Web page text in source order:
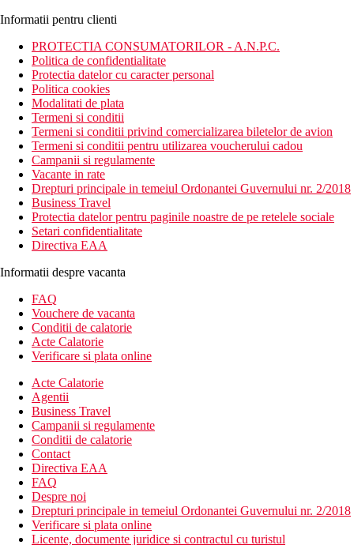
Informatii pentru clienti
PROTECTIA CONSUMATORILOR - A.N.P.C.
Politica de confidentialitate
Protectia datelor cu caracter personal
Politica cookies
Modalitati de plata
Termeni si conditii
Termeni si conditii privind comercializarea biletelor de avion
Termeni si conditii pentru utilizarea voucherului cadou
Campanii si regulamente
Vacante in rate
Drepturi principale in temeiul Ordonantei Guvernului nr. 2/2018
Business Travel
Protectia datelor pentru paginile noastre de pe retelele sociale
Setari confidentialitate
Directiva EAA
Informatii despre vacanta
FAQ
Vouchere de vacanta
Conditii de calatorie
Acte Calatorie
Verificare si plata online
Acte Calatorie
Agentii
Business Travel
Campanii si regulamente
Conditii de calatorie
Contact
Directiva EAA
FAQ
Despre noi
Drepturi principale in temeiul Ordonantei Guvernului nr. 2/2018
Verificare si plata online
Licente, documente juridice si contractul cu turistul